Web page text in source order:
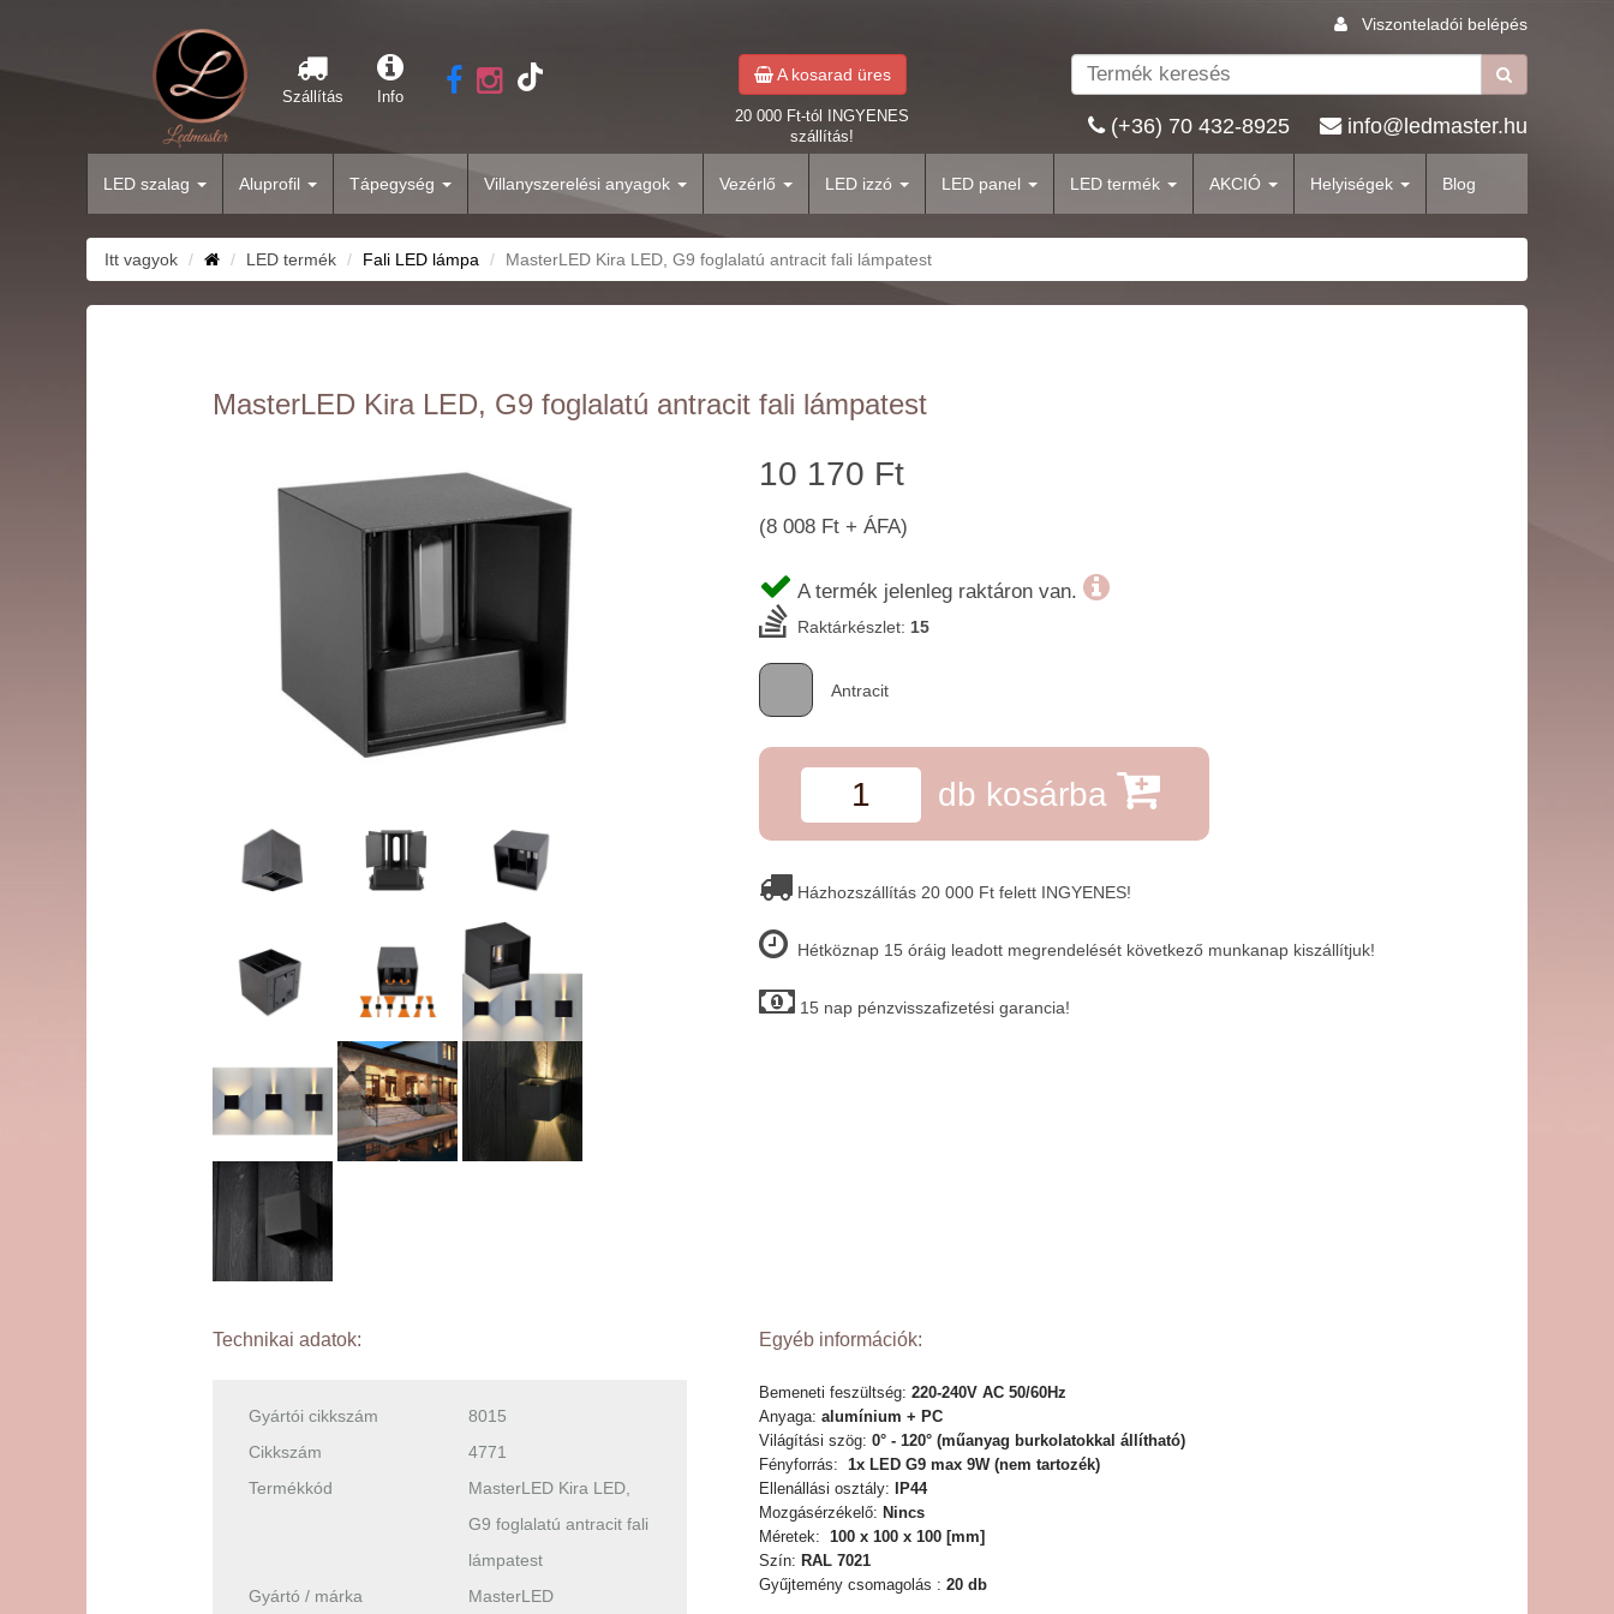
Viszonteladói belépés
Szállítás Info
A kosarad üres
20 000 Ft-tól INGYENES
szállítás!
(+36) 70 432-8925 info@ledmaster.hu
LED szalag Aluprofil Tápegység Villanyszerelési anyagok Vezérlő LED izzó LED panel LED termék AKCIÓ Helyiségek Blog
Itt vagyok LED termék Fali LED lámpa MasterLED Kira LED, G9 foglalatú antracit fali lámpatest
MasterLED Kira LED, G9 foglalatú antracit fali lámpatest
10 170 Ft
(8 008 Ft + ÁFA)
A termék jelenleg raktáron van.
Raktárkészlet: 15
Antracit
db kosárba
Házhozszállítás 20 000 Ft felett INGYENES!
Hétköznap 15 óráig leadott megrendelését következő munkanap kiszállítjuk!
15 nap pénzvisszafizetési garancia!
Technikai adatok:
Gyártói cikkszám
8015
Cikkszám
4771
Termékkód
MasterLED Kira LED,
G9 foglalatú antracit fali
lámpatest
Gyártó / márka
MasterLED
Egyéb információk:
Bemeneti feszültség: 220-240V AC 50/60Hz
Anyaga: alumínium + PC
Világítási szög: 0° - 120° (műanyag burkolatokkal állítható)
Fényforrás: 1x LED G9 max 9W (nem tartozék)
Ellenállási osztály:
IP44
Mozgásérzékelő: Nincs
Méretek: 100 x 100 x 100 [mm]
Szín: RAL 7021
Gyűjtemény csomagolás : 20 db